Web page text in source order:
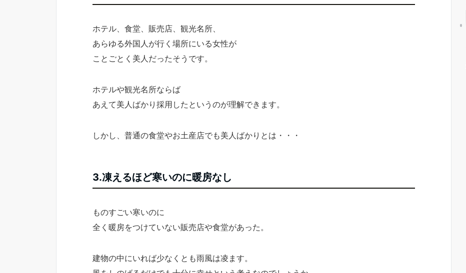
ホテル、食堂、販売店、観光名所、
あらゆる外国人が行く場所にいる女性が
ことごとく美人だったそうです。
ホテルや観光名所ならば
あえて美人ばかり採用したというのが理解できます。
しかし、普通の食堂やお土産店でも美人ばかりとは・・・
3.凍えるほど寒いのに暖房なし
ものすごい寒いのに
全く暖房をつけていない販売店や食堂があった。
建物の中にいれば少なくとも雨風は凌ます。